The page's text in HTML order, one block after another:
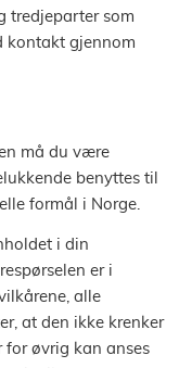
tredjeparter som
kontakt gjennom
må du være
benyttes til
formål i Norge.
i din
er i
alle
at den ikke krenker
for øvrig kan anses